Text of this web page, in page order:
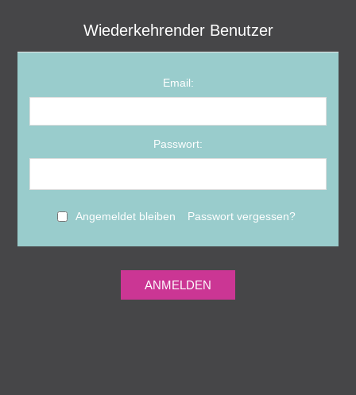
Wiederkehrender Benutzer
Email:
Passwort:
Angemeldet bleiben Passwort vergessen?